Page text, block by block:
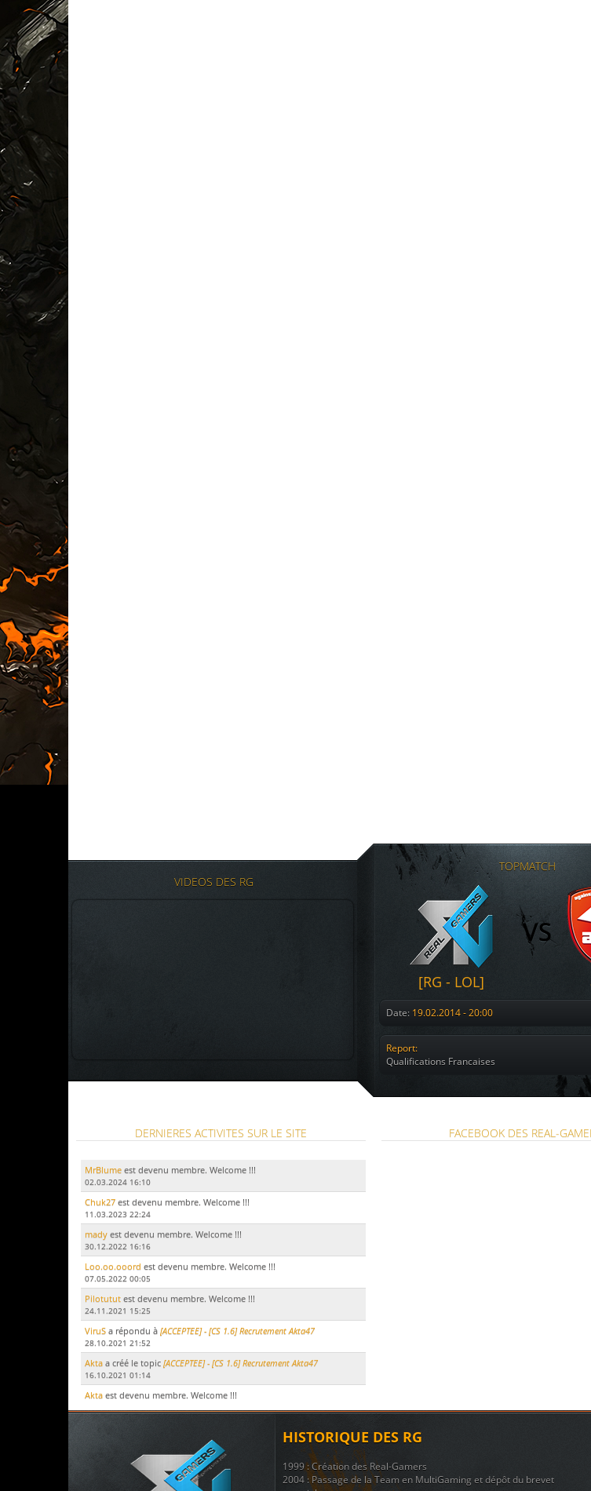
VIDEOS DES RG
TOPMATCH
[RG - LOL]
Date:19.02.2014 - 20:00
Report:
Qualifications Francaises
DERNIERES ACTIVITES SUR LE SITE
MrBlume est devenu membre. Welcome !!!
02.03.2024 16:10
Chuk27 est devenu membre. Welcome !!!
11.03.2023 22:24
mady est devenu membre. Welcome !!!
30.12.2022 16:16
Loo.oo.ooord est devenu membre. Welcome !!!
07.05.2022 00:05
Pilotutut est devenu membre. Welcome !!!
24.11.2021 15:25
ViruS a répondu à [ACCEPTEE] - [CS 1.6] Recrutement Akta47
28.10.2021 21:52
Akta a créé le topic [ACCEPTEE] - [CS 1.6] Recrutement Akta47
16.10.2021 01:14
Akta est devenu membre. Welcome !!!
Le Marsouina créé le topicban
17.11.2020 21:51
FACEBOOK DES REAL-
HISTORIQUE DES RG
1999 : Création des Real-Gamers
2004 : Passage de la Team en MultiGaming et dépôt du brevet